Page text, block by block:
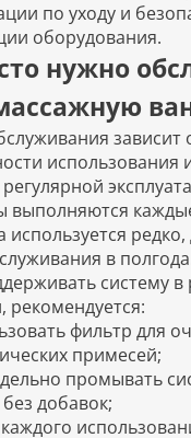
по уходу и
оборудования.
нужно
зависит
использования
выполняются
используется
в
систему
рекомендуется:
фильтр для
примесей;
промывать
добавок;